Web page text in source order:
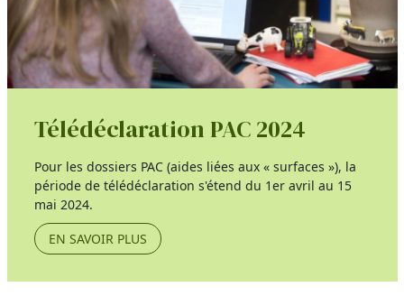
Télédéclaration PAC 2024
Pour les dossiers PAC (aides liées aux « surfaces »), la
période de télédéclaration s'étend du 1er avril au 15
mai 2024.
EN SAVOIR PLUS